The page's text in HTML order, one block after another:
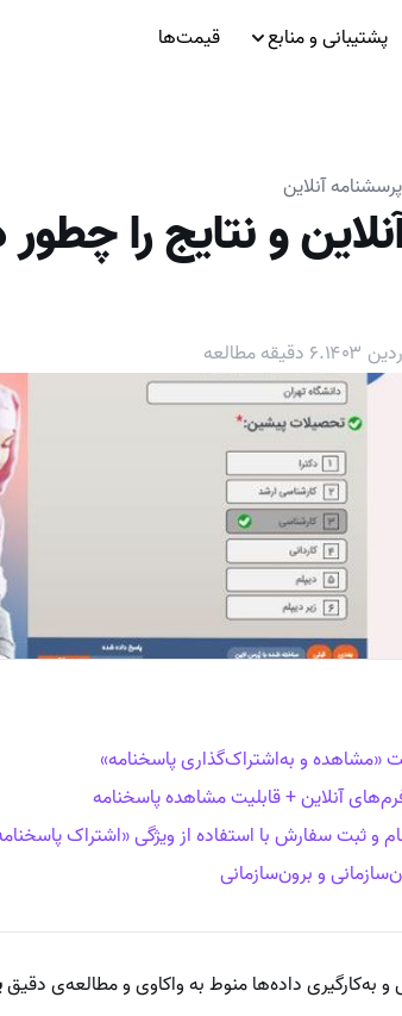
پشتیبانی و منابع قیمت‌ها
آنلاین
و نتایج را
.۶ دقیقه مطالعه
«مشاهده و به‌اشتراک‌گذاری پاسخنامه»
آنلاین + قابلیت مشاهده پاسخنامه
و ثبت سفارش با استفاده از ویژگی «اشتراک
و برون‌سازمانی
به‌کارگیری داده‌ها منوط به واکاوی و مطالعه‌ی دقیق